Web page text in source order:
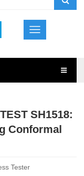
SH1518:
Conformal
Tester